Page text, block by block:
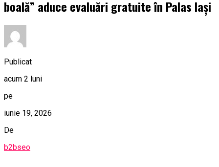
boală” aduce evaluări gratuite în Palas Iași
Publicat
acum 2 luni
pe
iunie 19, 2026
De
b2bseo